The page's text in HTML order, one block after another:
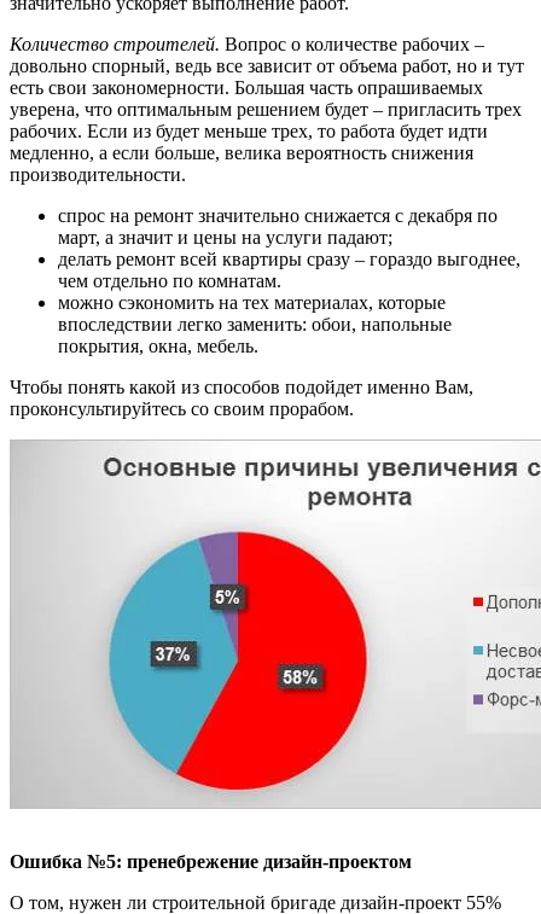
Количество строителей. Вопрос о количестве рабочих –
довольно спорный, ведь все зависит от объема работ, но и тут
есть свои закономерности. Большая часть опрашиваемых
уверена, что оптимальным решением будет – пригласить трех
рабочих. Если из будет меньше трех, то работа будет идти
медленно, а если больше, велика вероятность снижения
производительности.
спрос на ремонт значительно снижается с декабря по
март, а значит и цены на услуги падают;
делать ремонт всей квартиры сразу – гораздо выгоднее,
чем отдельно по комнатам.
можно сэкономить на тех материалах, которые
впоследствии легко заменить: обои, напольные
покрытия, окна, мебель.
Чтобы понять какой из способов подойдет именно Вам,
проконсультируйтесь со своим прорабом.
Ошибка №5: пренебрежение дизайн-проектом
О том, нужен ли строительной бригаде дизайн-проект 55%